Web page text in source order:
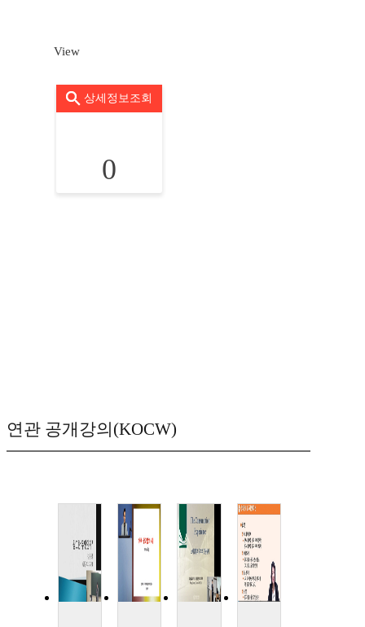
View
상세정보조회
0
연관 공개강의(KOCW)